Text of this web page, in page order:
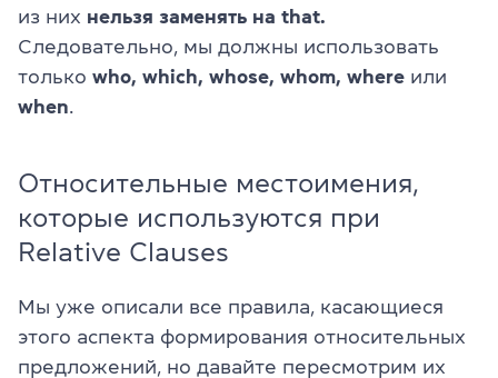
из них нельзя заменять на that.
Следовательно, мы должны использовать
только who, which, whose, whom, where или
when
Относительные местоимения,
которые используются при
Relative Clauses
Мы уже описали все правила, касающиеся
этого аспекта формирования относительных
предложений, но давайте пересмотрим их